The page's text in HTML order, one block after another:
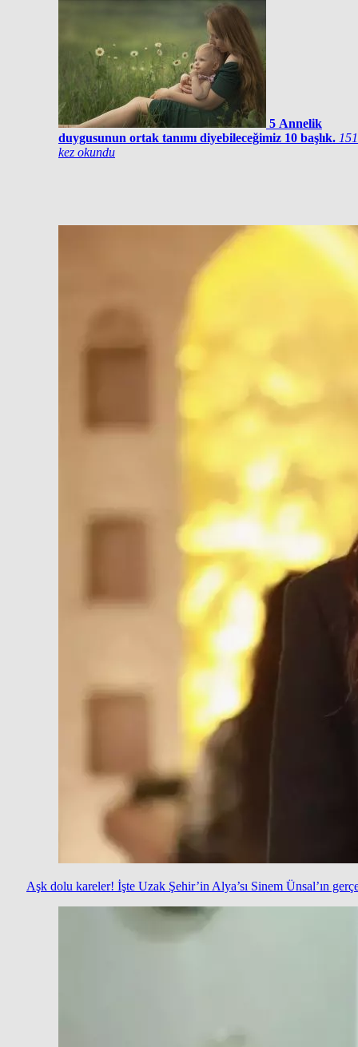
5 Annelik
duygusunun ortak tanımı diyebileceğimiz 10 başlık.
kez okundu
Aşk dolu kareler! İşte Uzak Şehir’in Alya’sı Sinem Ünsal’ın